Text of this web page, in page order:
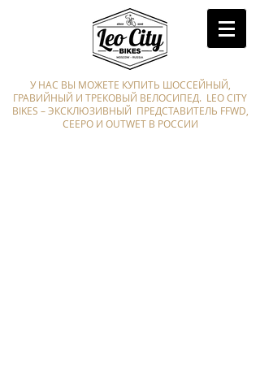
У НАС ВЫ МОЖЕТЕ КУПИТЬ ШОССЕЙНЫЙ,
ГРАВИЙНЫЙ И ТРЕКОВЫЙ ВЕЛОСИПЕД. LEO CITY
BIKES – ЭКСКЛЮЗИВНЫЙ ПРЕДСТАВИТЕЛЬ FFWD,
CEEPO И OUTWET В РОССИИ